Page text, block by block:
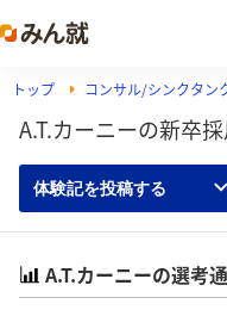
トップ コンサル/シンクタン
A.T.カーニーの新卒
体験記を投稿する
A.T.カーニーの選考